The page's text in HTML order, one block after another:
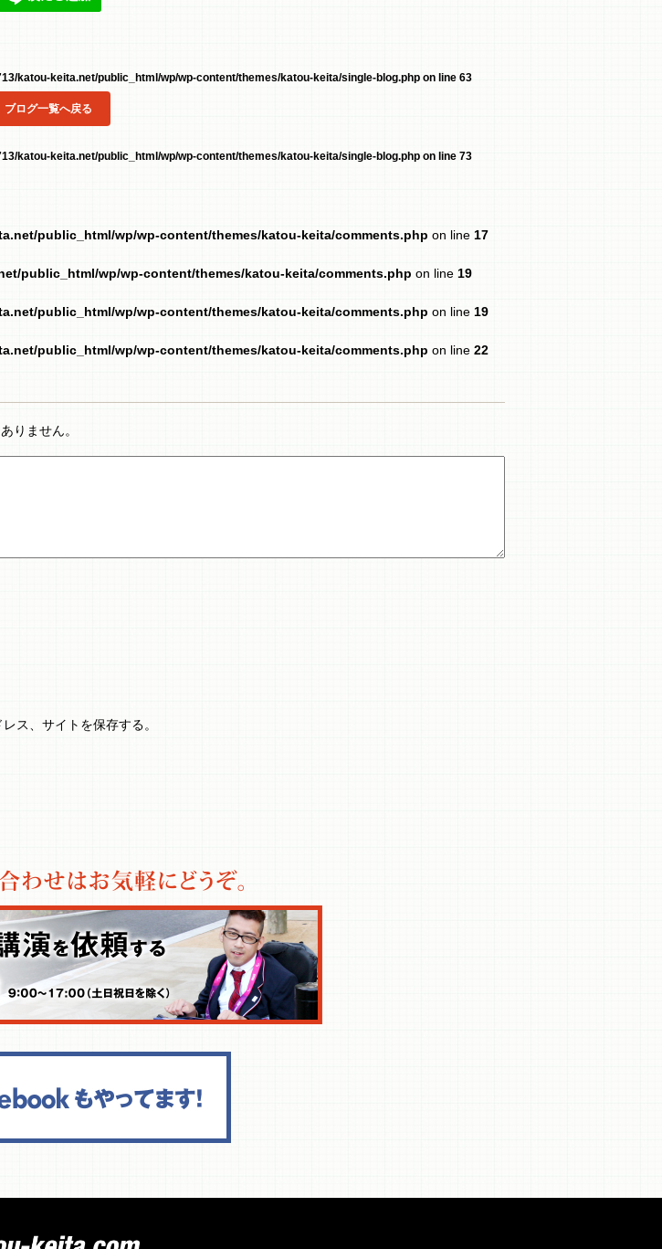
katou-keita.net/public_html/wp/wp-content/themes/katou-keita/single-blog.phpon line 63
ブログ一覧へ戻る
katou-keita.net/public_html/wp/wp-content/themes/katou-keita/single-blog.phpon line 73
public_html/wp/wp-content/themes/katou-keita/comments.php on line 17
public_html/wp/wp-content/themes/katou-keita/comments.php on line 19
public_html/wp/wp-content/themes/katou-keita/comments.php on line 19
public_html/wp/wp-content/themes/katou-keita/comments.php on line 22
りません。
ス、サイトを保存する。